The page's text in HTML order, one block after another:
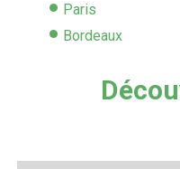
Paris
Bordeaux